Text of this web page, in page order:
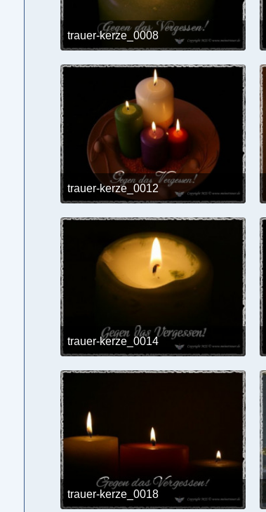
trauer-kerze_0008
24. Mai 2017 um 12:02
trauer-kerze_0012
24. Mai 2017 um 12:02
trauer-kerze_0014
24. Mai 2017 um 12:02
trauer-kerze_0018
24. Mai 2017 um 12:02